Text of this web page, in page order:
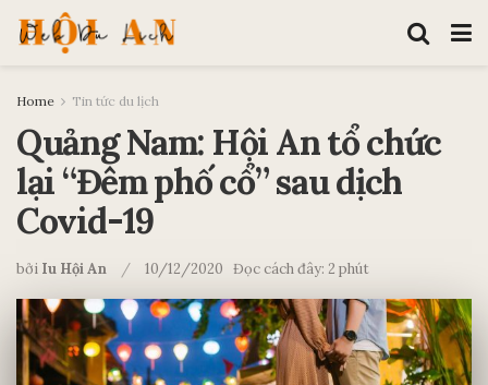
Home Tin tức du lịch
Quảng Nam: Hội An tổ chức
lại “Đêm phố cổ” sau dịch
Covid-19
bởi Iu Hội An 10/12/2020 Đọc cách đây: 2 phút